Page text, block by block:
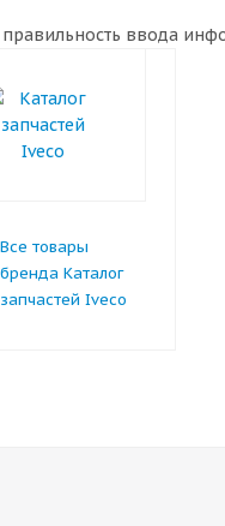
ввода
Все товары
бренда Каталог
запчастей Iveco